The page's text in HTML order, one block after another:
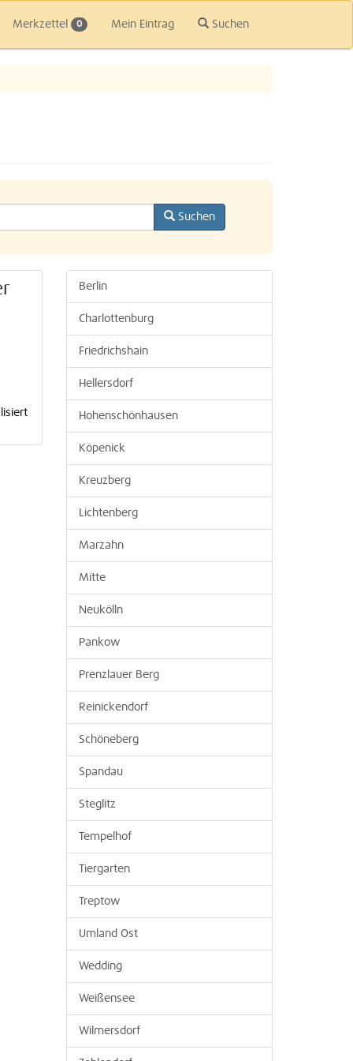
Merkzettel 0 Mein Eintrag Suchen
Suchen
Berlin
Charlottenburg
Friedrichshain
Hellersdorf
Hohenschönhausen
Köpenick
Kreuzberg
Lichtenberg
Marzahn
Mitte
Neukölln
Pankow
Prenzlauer Berg
Reinickendorf
Schöneberg
Spandau
Steglitz
Tempelhof
Tiergarten
Treptow
Umland Ost
Wedding
Weißensee
Wilmersdorf